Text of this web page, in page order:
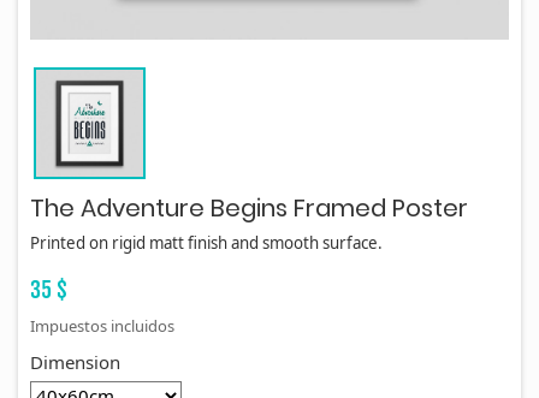
The Adventure Begins Framed Poster
Printed on rigid matt finish and smooth surface.
35 $
Impuestos incluidos
Dimension